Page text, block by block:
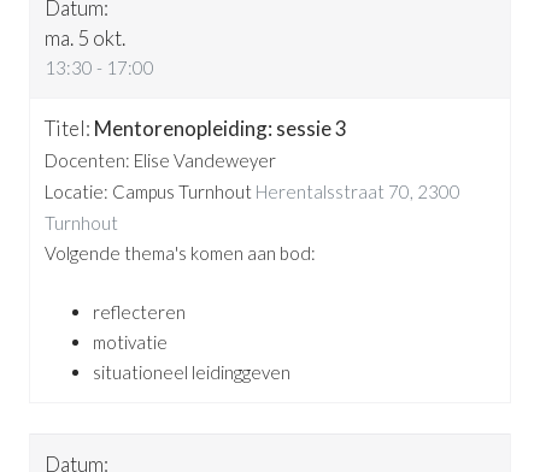
ma. 5 okt.
13:30 - 17:00
Mentorenopleiding: sessie 3
Docenten: Elise Vandeweyer
Locatie: Campus Turnhout Herentalsstraat 70, 2300
Turnhout
Volgende thema's komen aan bod:
reflecteren
motivatie
situationeel leidinggeven